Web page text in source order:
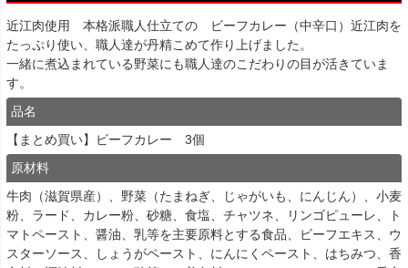
近江肉使用 本格派職人仕立ての ビーフカレー（中辛口）近江肉を
たっぷり使い、職人達が丹精こめて作り上げました。
一緒に煮込まれている野菜にも職人達のこだわりの目が活きていま
す。
品名
【まとめ買い】ビーフカレー 3個
原材料
牛肉（滋賀県産）、野菜（たまねぎ、じゃがいも、にんじん）、小麦
粉、ラード、カレー粉、砂糖、食塩、チャツネ、リンゴピューレ、ト
マトペースト、醤油、乳等を主要原料とする食品、ビーフエキス、ウ
スターソース、しょうがペースト、にんにくペースト、はちみつ、香